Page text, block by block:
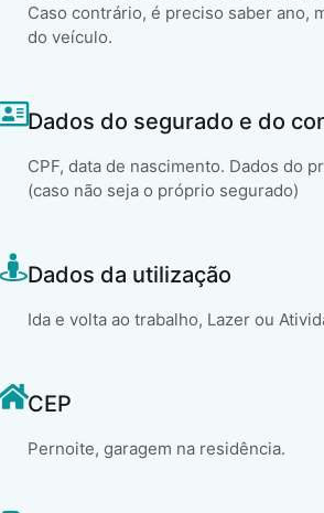
Caso contrário, é preciso saber ano,
do veículo.
Dados do segurado e do
CPF, data de nascimento. Dados do
(caso não seja o próprio segurado)
Dados da utilização
Ida e volta ao trabalho, Lazer ou
CEP
Pernoite, garagem na residência.